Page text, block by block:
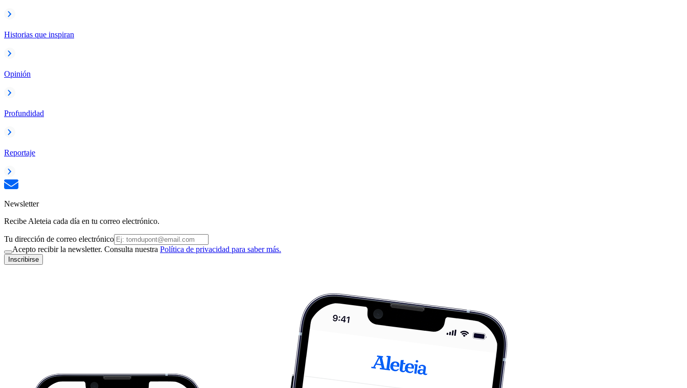
Historias que inspiran
Opinión
Profundidad
Reportaje
Newsletter
Recibe Aleteia cada día en tu correo electrónico.
Tu dirección de correo electrónico
Acepto recibir la newsletter. Consulta nuestra Política de privacidad para saber más.
Inscribirse